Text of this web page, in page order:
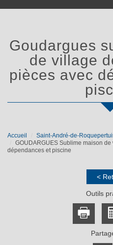
goudargues sublime maison
de village
pièces avec
Accueil
Saint-André-de-
GOUDARGUES Sublime maison
dépendances et piscine
<
Outils